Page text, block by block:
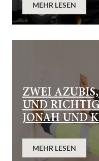
MEHR LESEN
ZWEI
UND
JONAH UND
MEHR LESEN